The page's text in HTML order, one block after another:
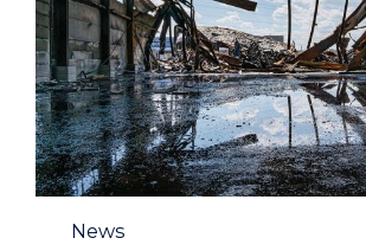
Category
News